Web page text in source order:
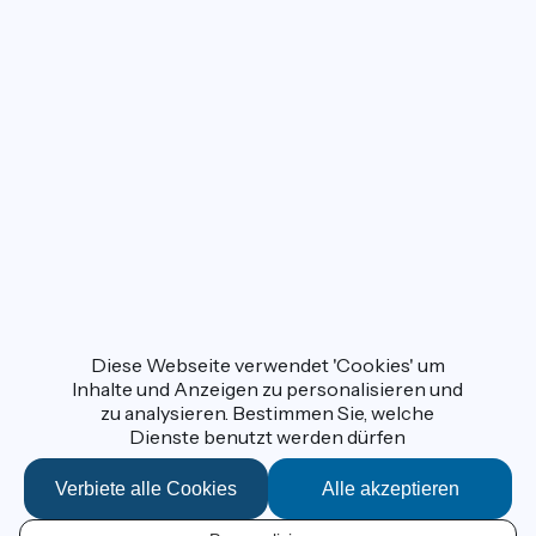
Diese Webseite verwendet 'Cookies' um
Inhalte und Anzeigen zu personalisieren und
zu analysieren. Bestimmen Sie, welche
Dienste benutzt werden dürfen
Alle akzeptieren
Verbiete alle Cookies